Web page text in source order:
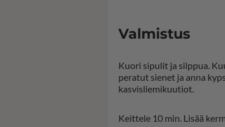
Valmistus
Kuori sipulit ja silppua.
peratut sienet ja anna
kasvisliemikuutiot.
Keittele 10 min. Lisää